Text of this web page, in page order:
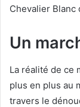
Chevalier Blanc
Un
La réalité de ce
plus en plus au
travers le